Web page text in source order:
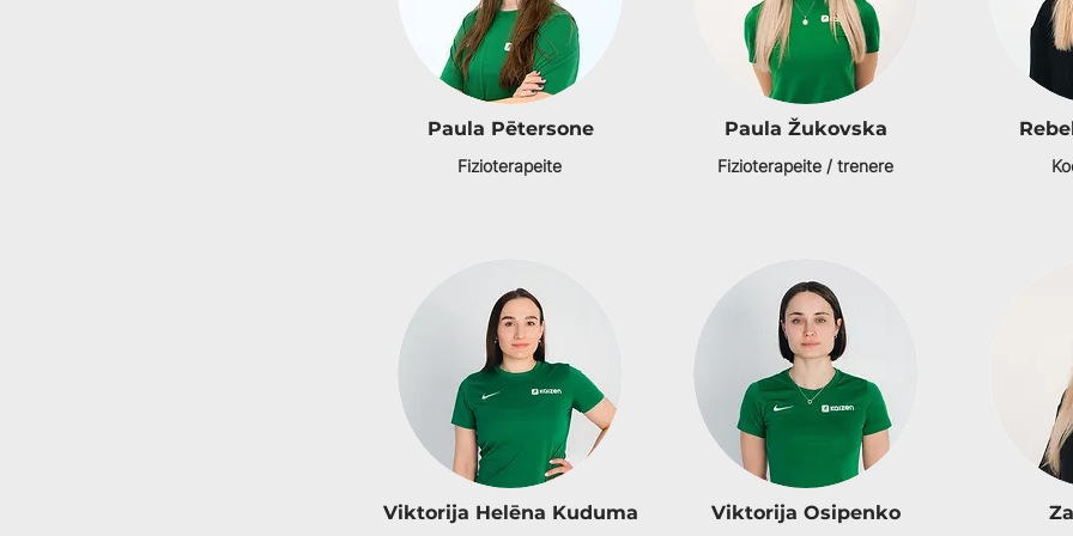
Paula Pētersone
Fizioterapeite
Viktorija Helēna Kuduma
Paula Žukovska
Fizioterapeite / trenere
Viktorija Osipenko